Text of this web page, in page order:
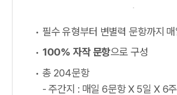
필수 유형부터 변별력 문항까지
100% 자작 문항으로 구성
총 204문항
- 주간지 : 매일 6문항 X 5일 X 6주